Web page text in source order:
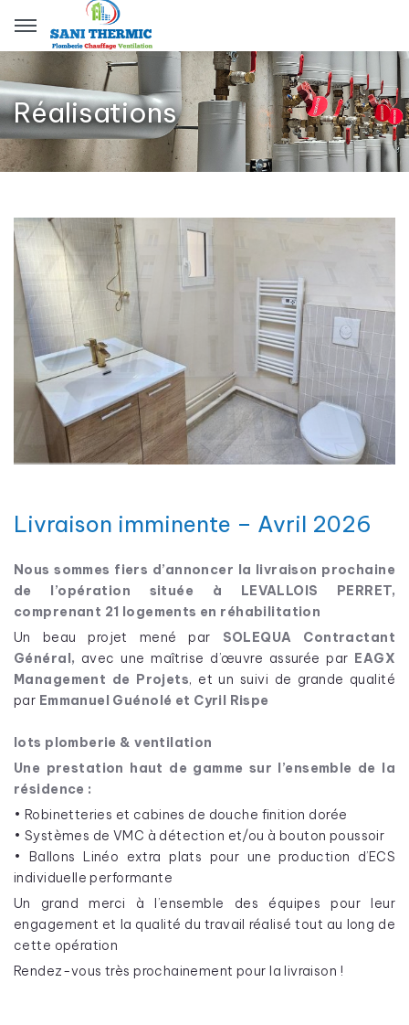
Panneau de gestion des cookies
Réalisations
Livraison imminente – Avril 2026
Nous sommes fiers d’annoncer la livraison prochaine
de l’opération située à LEVALLOIS PERRET,
comprenant 21 logements en réhabilitation
Un beau projet mené par SOLEQUA Contractant
Général, avec une maîtrise d’œuvre assurée par EAGX
Management de Projets, et un suivi de grande qualité
par Emmanuel Guénolé et Cyril Rispe
lots plomberie & ventilation
Une prestation haut de gamme sur l’ensemble de la
résidence :
• Robinetteries et cabines de douche finition dorée
• Systèmes de VMC à détection et/ou à bouton poussoir
• Ballons Linéo extra plats pour une production d’ECS
individuelle performante
Un grand merci à l’ensemble des équipes pour leur
engagement et la qualité du travail réalisé tout au long de
cette opération
Rendez-vous très prochainement pour la livraison !